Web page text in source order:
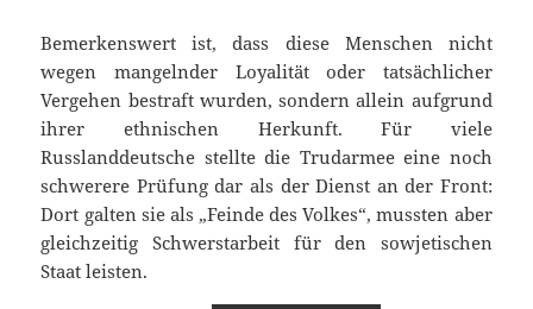
Bemerkenswert ist, dass diese Menschen nicht
wegen mangelnder Loyalität oder tatsächlicher
Vergehen bestraft wurden, sondern allein aufgrund
ihrer ethnischen Herkunft. Für viele
Russlanddeutsche stellte die Trudarmee eine noch
schwerere Prüfung dar als der Dienst an der Front:
Dort galten sie als „Feinde des Volkes“, mussten aber
gleichzeitig Schwerstarbeit für den sowjetischen
Staat leisten.